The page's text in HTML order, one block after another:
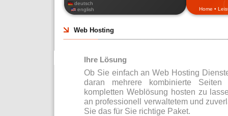
deutsch
english
Home •
Web Hosting
Ihre Lösung
Ob Sie einfach an Web Hosting
daran mehrere kombinierte
kompletten Weblösung hosten zu
an professionell verwaltetem und
Sie das für Sie richtige Paket.